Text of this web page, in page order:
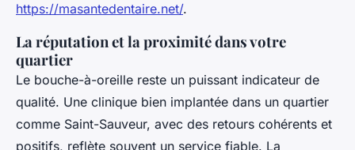
https://masantedentaire.net/.
La réputation et la proximité dans votre
quartier
Le bouche-à-oreille reste un puissant indicateur de
qualité. Une clinique bien implantée dans un quartier
comme Saint-Sauveur, avec des retours cohérents et
positifs, reflète souvent un service fiable. La